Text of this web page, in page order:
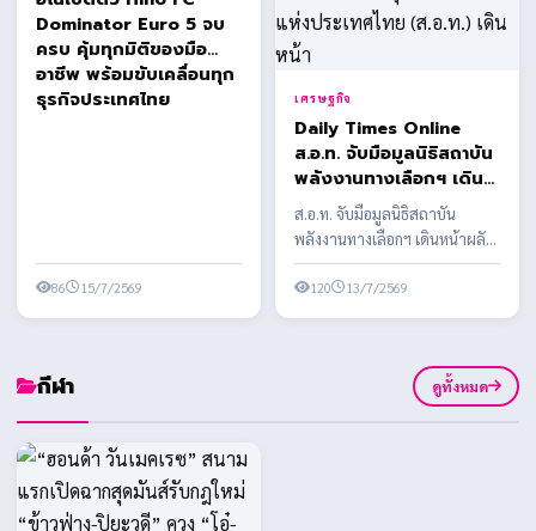
Dominator Euro 5 จบ
ครบ คุ้มทุกมิติของมือ
อาชีพ พร้อมขับเคลื่อนทุก
ธุรกิจประเทศไทย
86 15/7/2569
เศรษฐกิจ
Daily Times Online
ส.อ.ท. จับมือมูลนิธิสถาบัน
พลังงานทางเลือกฯ เดิน
หน้าผลักดันพลังงาน
ชีวภาพ หนุนอุตสาหกรรม
ไทยสู่เศรษฐกิจสีเขียวและ
เป้าหมาย Net Zero สภา
ส.อ.ท. จับมือมูลนิธิสถาบัน
พลังงานทางเลือกฯ เดินหน้าผลัก
ดันพลังงานชีวภาพ หนุน
อุตสาหกรรมไทยสู่เศรษฐ...
120 13/7/2569
กีฬา ดูทั้งหมด